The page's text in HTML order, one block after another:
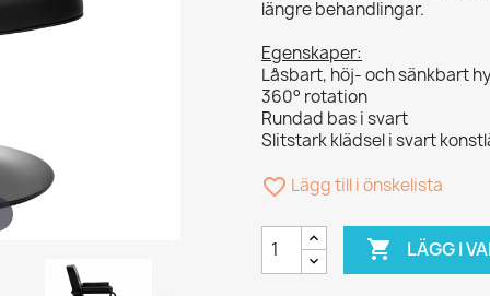
längre behandlingar.
Egenskaper:
Låsbart, höj- och sänkbart
360° rotation
Rundad bas i svart
Slitstark klädsel i svart
favorite_border Lägg till i önskelista
 LÄGG I